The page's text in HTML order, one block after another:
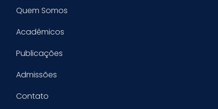
Quem Somos
Acadêmicos
Publicações
Admissões
Contato